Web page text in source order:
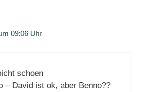
09:06 Uhr
schoen
– David ist ok, aber Benno??